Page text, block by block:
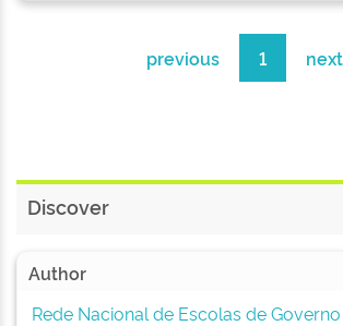
previous 1 next
Discover
Author
Rede Nacional de Escolas de Governo